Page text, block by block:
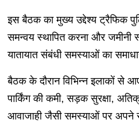
इस बैठक का मुख्य उद्देश्य ट्रैफिक
समन्वय स्थापित करना और जमीनी
यातायात संबंधी समस्याओं का
बैठक के दौरान विभिन्न इलाकों से
पार्किंग की कमी, सड़क सुरक्षा,
आवाजाही जैसी समस्याओं पर अपने